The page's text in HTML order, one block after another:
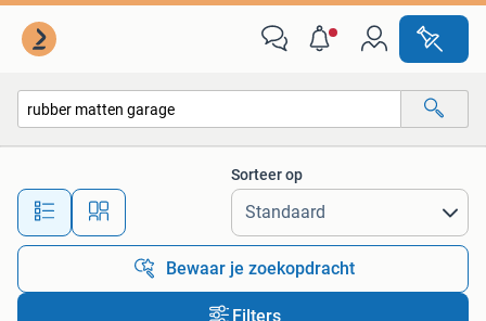
Alle afstanden…
Sorteer op
Bewaar je zoekopdracht
Filters